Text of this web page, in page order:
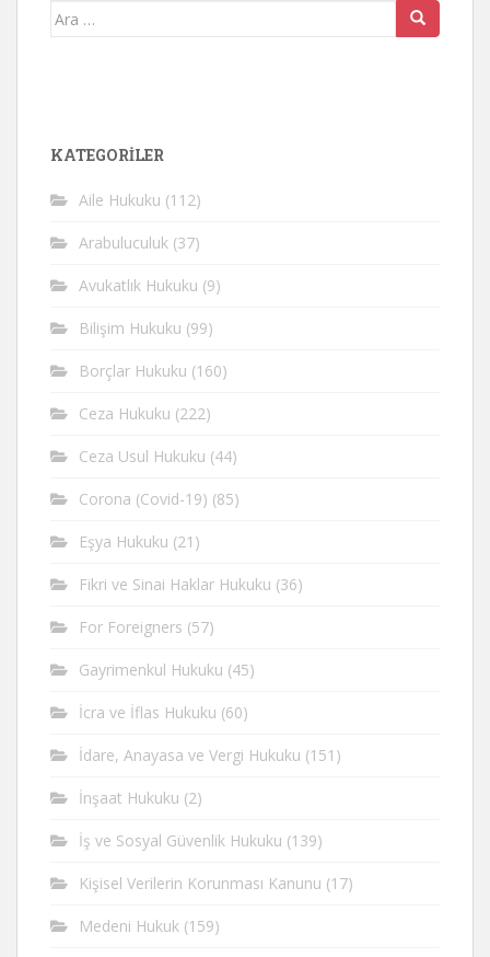
Arama
KATEGORİLER
Aile Hukuku (112)
Arabuluculuk (37)
Avukatlık Hukuku (9)
Bilişim Hukuku (99)
Borçlar Hukuku (160)
Ceza Hukuku (222)
Ceza Usul Hukuku (44)
Corona (Covid-19) (85)
Eşya Hukuku (21)
Fikri ve Sinai Haklar Hukuku (36)
For Foreigners (57)
Gayrimenkul Hukuku (45)
İcra ve İflas Hukuku (60)
İdare, Anayasa ve Vergi Hukuku (151)
İnşaat Hukuku (2)
İş ve Sosyal Güvenlik Hukuku (139)
Kişisel Verilerin Korunması Kanunu (17)
Medeni Hukuk (159)